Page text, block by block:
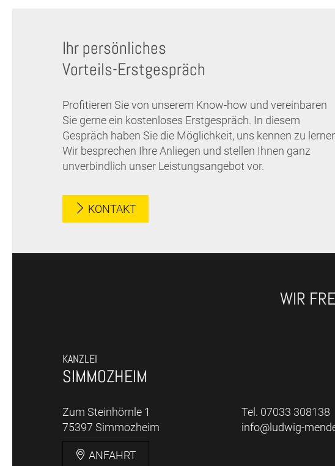
Ihr persönliches
Vorteils-Erstgespräch
Profitieren Sie von unserem Know-how und vereinbaren
Sie gerne ein kostenloses Erstgespräch. In diesem
Gespräch haben Sie die Möglichkeit, uns kennen zu
Wir besprechen Ihre Anliegen und stellen Ihnen ganz
unverbindlich unser Leistungsangebot vor.
KONTAKT
WIR
KANZLEI
SIMMOZHEIM
Zum Steinhörnle 1
75397 Simmozheim
ANFAHRT
Tel. 07033 308138
info@ludwig-